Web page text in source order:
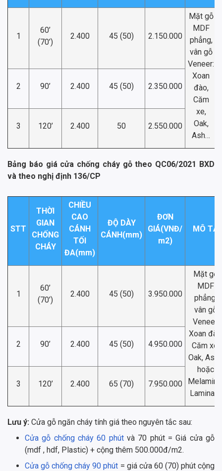
1
60’
(70’)
2.400 45 (50) 2.150.000
Mặt gỗ
MDF
phẳng,
vân gỗ
Veneer:
Xoan
đào,
Căm
xe,
Oak,
Ash…
2 90’ 2.400 45 (50) 2.350.000
3 120’ 2.400 50 2.550.000
Bảng báo giá cửa chống cháy gỗ theo QC06/2021 BXD
và theo nghị định 136/CP
STT
THỜI
GIAN
CHỐNG
CHÁY
CHIỀU
CAO
CÁNH
TỐI
ĐA(mm)
ĐỘ DÀY
CÁNH(mm)
ĐƠN
GIÁ(VNĐ/
m2)
MÔ TẢ
1
60’
(70’)
2.400 45 (50) 3.950.000
Mặt gỗ
MDF
phẳng,
vân gỗ
Veneer:
Xoan
Căm xe,
Oak,
hoặc
Laminate
2 90’ 2.400 45 (50) 4.950.000
3 120’ 2.400 65 (70) 7.950.000
Lưu ý: Cửa gỗ ngăn cháy tính giá theo nguyên tắc sau:
Cửa gỗ chống cháy 60 phútvà 70 phút = Giá cửa gỗ
(mdf , hdf, Plastic) + cộng thêm 500.000đ/m2.
Cửa gỗ chống cháy 90 phút = giá cửa 60 (70) phút cộng